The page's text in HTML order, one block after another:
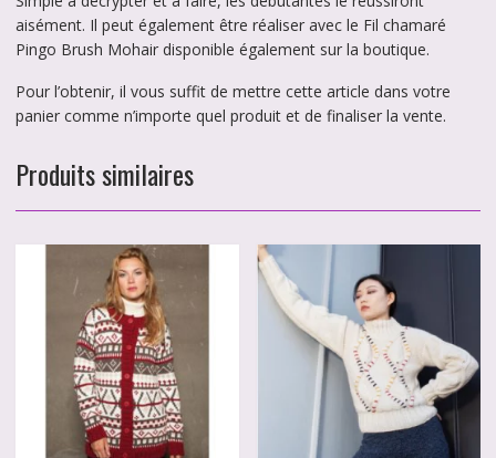
aisément. Il peut également être réaliser avec le Fil chamaré
Pingo Brush Mohair disponible également sur la boutique.
Pour l’obtenir, il vous suffit de mettre cette article dans votre
panier comme n’importe quel produit et de finaliser la vente.
Produits similaires